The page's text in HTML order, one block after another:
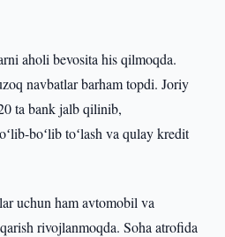
aholi bevosita his qilmoqda.
navbatlar barham topdi. Joriy
ta bank jalb qilinib,
boʻlib toʻlash va qulay kredit
uchun ham avtomobil va
rivojlanmoqda. Soha atrofida